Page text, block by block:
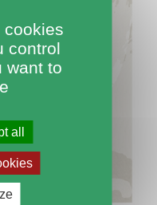
cookies
control
want to
all